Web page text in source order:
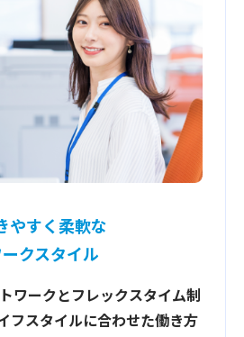
やすく柔軟な
クスタイル
ワークとフレックスタイム制
フスタイルに合わせた働き方